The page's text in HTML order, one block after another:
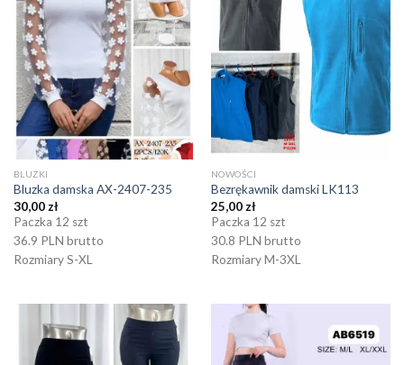
BLUZKI
Bluzka damska AX-2407-235
30,00 zł
Paczka 12 szt
36.9 PLN brutto
Rozmiary S-XL
NOWOŚCI
Bezrękawnik damski LK113
25,00 zł
Paczka 12 szt
30.8 PLN brutto
Rozmiary M-3XL